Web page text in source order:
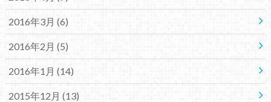
2016年3月 (6)
2016年2月 (5)
2016年1月 (14)
2015年12月 (13)